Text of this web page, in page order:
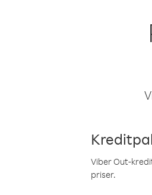
Viber Out-
priser.